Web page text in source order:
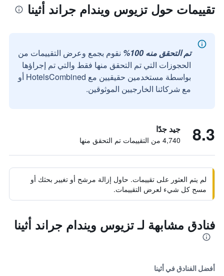
تقييمات حول تزيوس ويندام جراند أثينا
تم التحقق منه 100%
نقوم بجمع وعرض التقييمات من
الحجوزات التي تم التحقق منها فقط والتي تم إجراؤها
بواسطة مستخدمين حقيقيين مع HotelsCombined أو
مع شركائنا الخارجيين الموثوقين.
8.3 جيد جدًا
4,740 من التقييمات تم التحقق منها
لم يتم العثور على تقييمات. حاول إزالة مرشح أو تغيير بحثك أو
مسح كل شيء لعرض التقييمات.
فنادق مشابهة لـ تزيوس ويندام جراند أثينا
أفضل الفنادق في أثينا